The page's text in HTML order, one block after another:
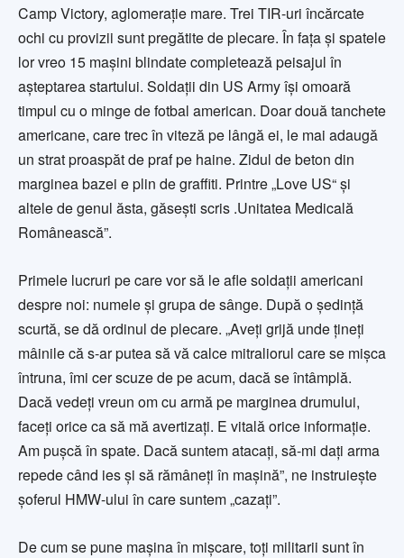
Camp Victory, aglomeraţie mare. Trei TIR-uri încărcate
ochi cu provizii sunt pregătite de plecare. În faţa şi spatele
lor vreo 15 maşini blindate completează peisajul în
aşteptarea startului. Soldaţii din US Army îşi omoară
timpul cu o minge de fotbal american. Doar două tanchete
americane, care trec în viteză pe lângă ei, le mai adaugă
un strat proaspăt de praf pe haine. Zidul de beton din
marginea bazei e plin de graffiti. Printre „Love US“ şi
altele de genul ăsta, găseşti scris .Unitatea Medicală
Românească”.
Primele lucruri pe care vor să le afle soldaţii americani
despre noi: numele şi grupa de sânge. După o şedinţă
scurtă, se dă ordinul de plecare. „Aveţi grijă unde ţineţi
mâinile că s-ar putea să vă calce mitraliorul care se mişca
întruna, îmi cer scuze de pe acum, dacă se întâmplă.
Dacă vedeţi vreun om cu armă pe marginea drumului,
faceţi orice ca să mă avertizaţi. E vitală orice informaţie.
Am puşcă în spate. Dacă suntem atacaţi, să-mi daţi arma
repede când ies şi să rămâneţi în maşină”, ne instruieşte
şoferul HMW-ului în care suntem „cazaţi”.
De cum se pune maşina în mişcare, toţi militarii sunt în